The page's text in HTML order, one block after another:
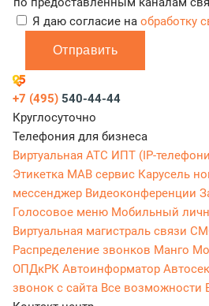
Я даю согласие на обработку
Отправить
+7 (495) 540-44-44
Круглосуточно
Телефония для бизнеса
Виртуальная АТС ИПТ (IP-
Этикетка МАВ сервис Карусель
мессенджер Видеоконференции
Голосовое меню Мобильный
Виртуальная магистраль связи
Распределение звонков Манго
ОПДкРК Автоинформатор
звонок с сайта Все возможности